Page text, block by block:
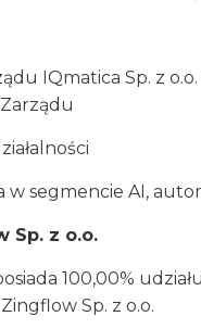
IQmatica Sp. z
w segmencie AI,
Sp. z o.o.
100,00%
Sp. z o.o.